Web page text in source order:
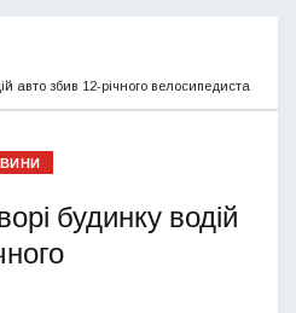
авто збив 12-річного велосипедиста
будинку водій